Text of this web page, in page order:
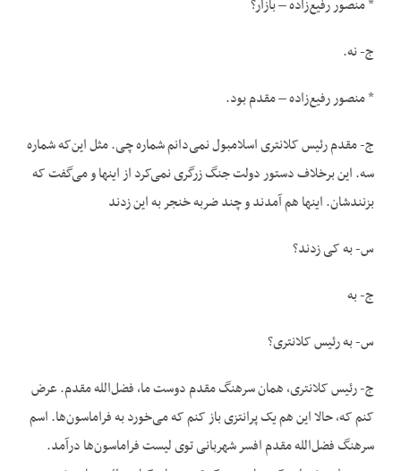
* منصور رفیع‌زاده – بازار؟
ج- نه.
* منصور رفیع‌زاده – مقدم بود.
ج- مقدم رئیس کلانتری اسلامبول نمی‌دانم شماره چی. مثل این‌که شماره
سه. این برخلاف دستور دولت جنگ زرگری نمی‌کرد از اینها و می‌گفت که
بزنندشان. اینها هم آمدند و چند ضربه خنجر به این زدند
س- به کی زدند؟
ج- به
س- به رئیس کلانتری؟
ج- رئیس کلانتری، همان سرهنگ مقدم دوست ما، فضل‌الله مقدم. عرض
کنم که، حالا این هم یک پرانتزی باز کنم که می‌خورد به فراماسون‌ها. اسم
سرهنگ فضل‌الله مقدم افسر شهربانی توی لیست فراماسون‌ها درآمد.